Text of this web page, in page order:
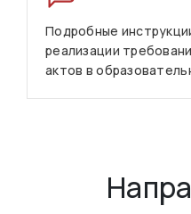
Подробные
реализации
актов в